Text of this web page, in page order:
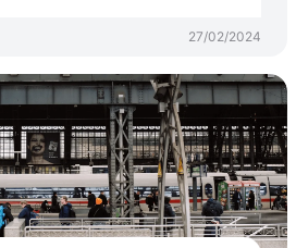
27/02/2024